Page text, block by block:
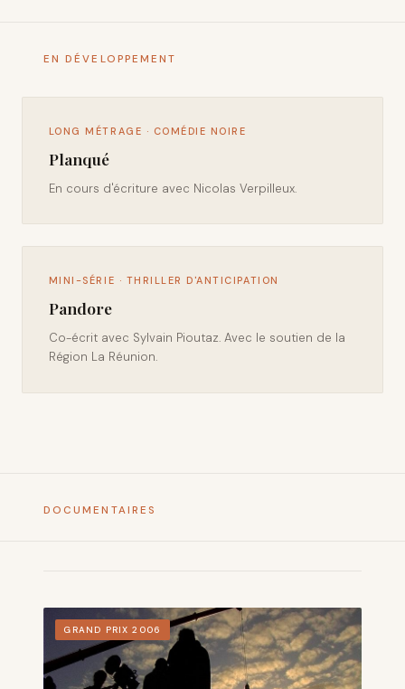
EN DÉVELOPPEMENT
LONG MÉTRAGE · COMÉDIE NOIRE
Planqué
En cours d'écriture avec Nicolas Verpilleux.
MINI-SÉRIE · THRILLER D'ANTICIPATION
Pandore
Co-écrit avec Sylvain Pioutaz. Avec le soutien de la
Région La Réunion.
DOCUMENTAIRES
GRAND PRIX 2006